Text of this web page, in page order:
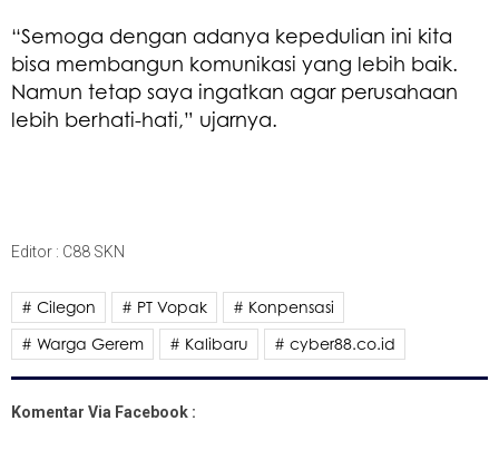
“Semoga dengan adanya kepedulian ini kita
bisa membangun komunikasi yang lebih baik.
Namun tetap saya ingatkan agar perusahaan
lebih berhati-hati,” ujarnya.
Editor : C88 SKN
# Cilegon # PT Vopak
# Konpensasi
# Warga Gerem
# Kalibaru # cyber88.co.id
Komentar Via Facebook :